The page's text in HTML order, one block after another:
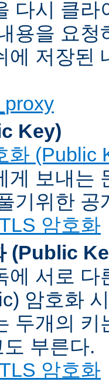
다시 클
용을 요
에 저장된
Key)
화 (Public
게 보내는
기위한 공
암호화
(Public
에 서로
암호화
두개의
부른다.
암호화